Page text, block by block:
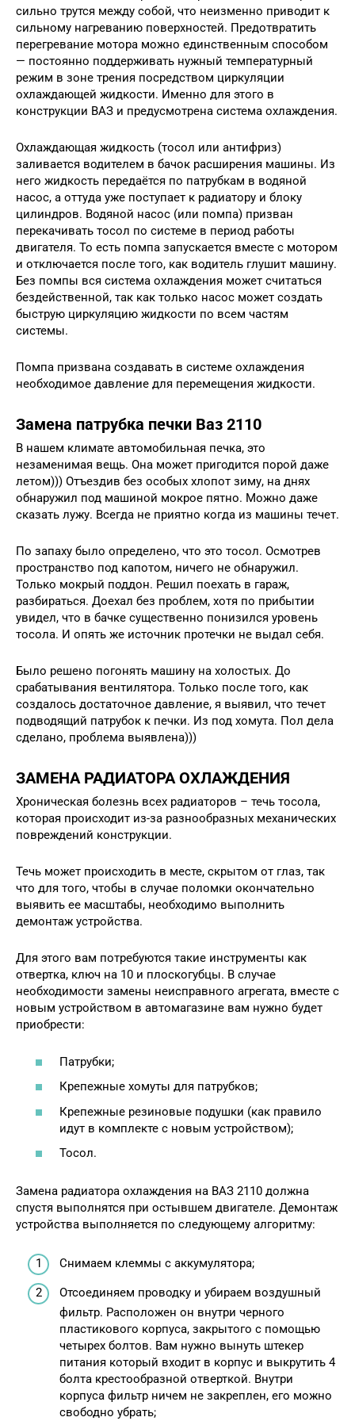
сильно трутся между собой, что неизменно приводит к
сильному нагреванию поверхностей. Предотвратить
перегревание мотора можно единственным способом
— постоянно поддерживать нужный температурный
режим в зоне трения посредством циркуляции
охлаждающей жидкости. Именно для этого в
конструкции ВАЗ и предусмотрена система охлаждения.
Охлаждающая жидкость (тосол или антифриз)
заливается водителем в бачок расширения машины. Из
него жидкость передаётся по патрубкам в водяной
насос, а оттуда уже поступает к радиатору и блоку
цилиндров. Водяной насос (или помпа) призван
перекачивать тосол по системе в период работы
двигателя. То есть помпа запускается вместе с мотором
и отключается после того, как водитель глушит машину.
Без помпы вся система охлаждения может считаться
бездейственной, так как только насос может создать
быструю циркуляцию жидкости по всем частям
системы.
Помпа призвана создавать в системе охлаждения
необходимое давление для перемещения жидкости.
Замена патрубка печки Ваз 2110
В нашем климате автомобильная печка, это
незаменимая вещь. Она может пригодится порой даже
летом))) Отъездив без особых хлопот зиму, на днях
обнаружил под машиной мокрое пятно. Можно даже
сказать лужу. Всегда не приятно когда из машины течет.
По запаху было определено, что это тосол. Осмотрев
пространство под капотом, ничего не обнаружил.
Только мокрый поддон. Решил поехать в гараж,
разбираться. Доехал без проблем, хотя по прибытии
увидел, что в бачке существенно понизился уровень
тосола. И опять же источник протечки не выдал себя.
Было решено погонять машину на холостых. До
срабатывания вентилятора. Только после того, как
создалось достаточное давление, я выявил, что течет
подводящий патрубок к печки. Из под хомута. Пол дела
сделано, проблема выявлена)))
ЗАМЕНА РАДИАТОРА ОХЛАЖДЕНИЯ
Хроническая болезнь всех радиаторов – течь тосола,
которая происходит из-за разнообразных механических
повреждений конструкции.
Течь может происходить в месте, скрытом от глаз, так
что для того, чтобы в случае поломки окончательно
выявить ее масштабы, необходимо выполнить
демонтаж устройства.
Для этого вам потребуются такие инструменты как
отвертка, ключ на 10 и плоскогубцы. В случае
необходимости замены неисправного агрегата, вместе с
новым устройством в автомагазине вам нужно будет
приобрести:
Патрубки;
Крепежные хомуты для патрубков;
Крепежные резиновые подушки (как правило
идут в комплекте с новым устройством);
Тосол.
Замена радиатора охлаждения на ВАЗ 2110 должна
спустя выполнятся при остывшем двигателе. Демонтаж
устройства выполняется по следующему алгоритму:
Снимаем клеммы с аккумулятора;
Отсоединяем проводку и убираем воздушный
фильтр. Расположен он внутри черного
пластикового корпуса, закрытого с помощью
четырех болтов. Вам нужно вынуть штекер
питания который входит в корпус и выкрутить 4
болта крестообразной отверткой. Внутри
корпуса фильтр ничем не закреплен, его можно
свободно убрать;